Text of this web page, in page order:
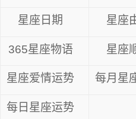
在处女座逆行，8月29日
此次星象将会重点影响到
星座日期 星座
365星座物语 星座
星座爱情运势 每月星
每日星座运势